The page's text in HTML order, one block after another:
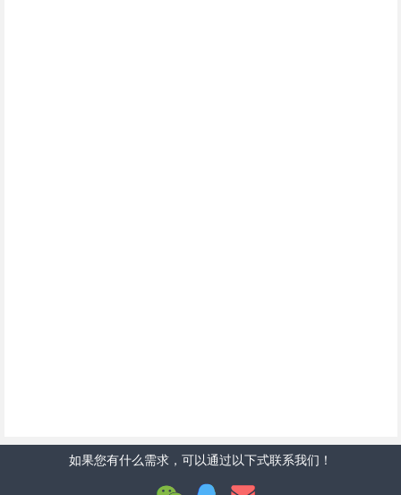
如果您有什么需求，可以通过以下式联系我们！